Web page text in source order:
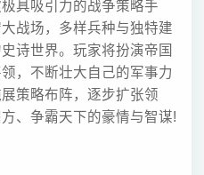
具吸引力的战争策略手
战场，多样兵种与独特建
诗世界。玩家将扮演帝国
，不断壮大自己的军事力
策略布阵，逐步扩张领
、争霸天下的豪情与智谋!